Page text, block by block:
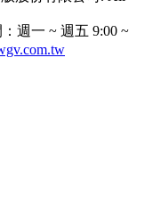
週一 ~ 週五 9:00 ~